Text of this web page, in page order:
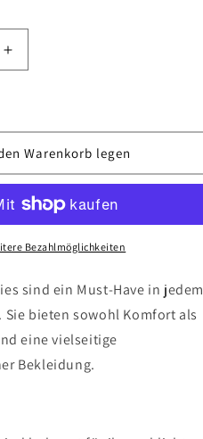
Erhöhe
die
Basic
Hoodie
Warenkorb legen
Bezahlmöglichkeiten
sind ein Must-Have in jedem
Sie bieten sowohl Komfort als
eine vielseitige
Bekleidung.